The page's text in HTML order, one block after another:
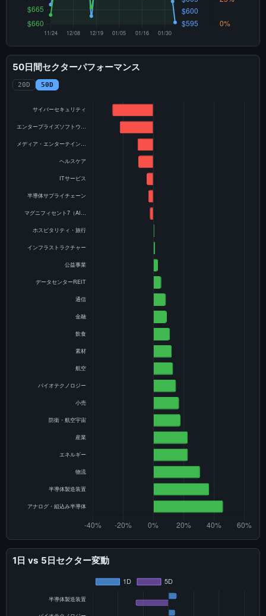
50日間セクターパフォーマンス
20D 50D
1日 vs 5日セクター変動